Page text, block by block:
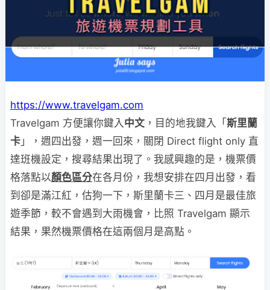
https://www.travelgam.com
Travelgam 方便讓你鍵入 中文 ，目的地我鍵入「斯里蘭
卡 」，週四出發，週一回來，關閉 Direct flight only 直
達班機設定，搜尋結果出現了。我感興趣的是，機票價
格落點以顏色區分在各月份，我想安排在四月出發，看
到卻是滿江紅，估狗一下，斯里蘭卡三、四月是最佳旅
遊季節，較不會遇到大雨機會，比照 Travelgam 顯示
結果，果然機票價格在這兩個月是高點。